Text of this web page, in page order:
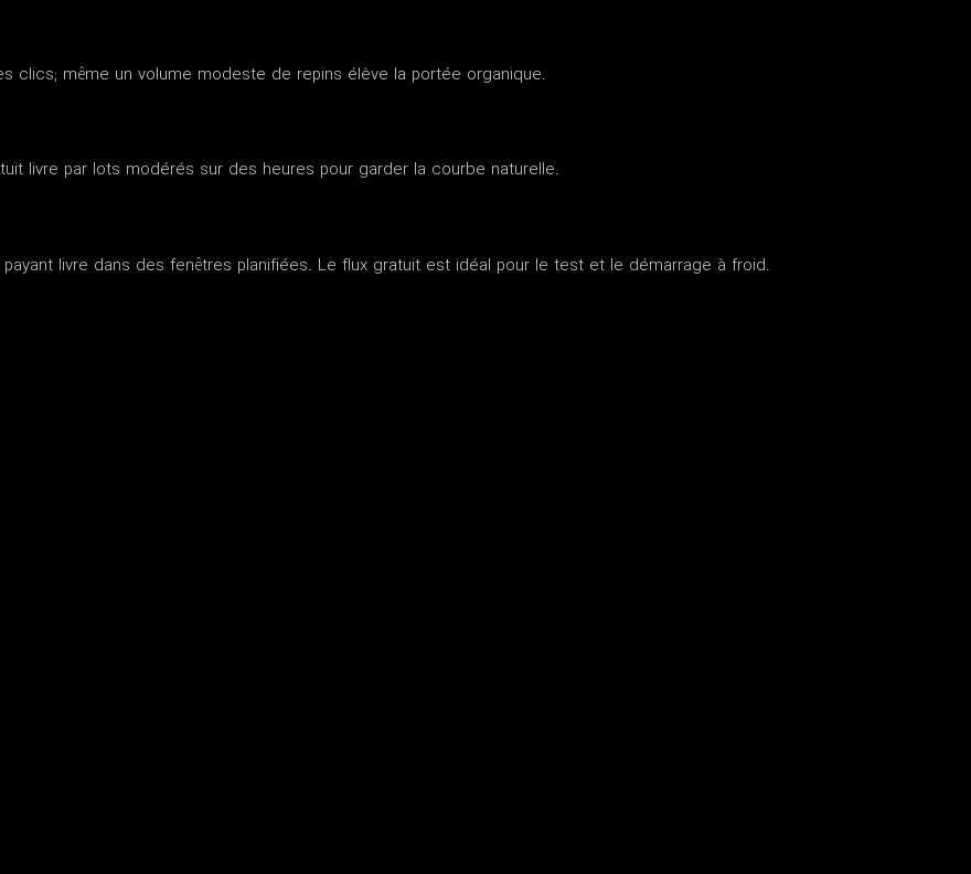
clics; même un volume modeste de repins élève la portée organique.
livre par lots modérés sur des heures pour garder la courbe naturelle.
livre dans des fenêtres planifiées. Le flux gratuit est idéal pour le test et le démarrage à froid.